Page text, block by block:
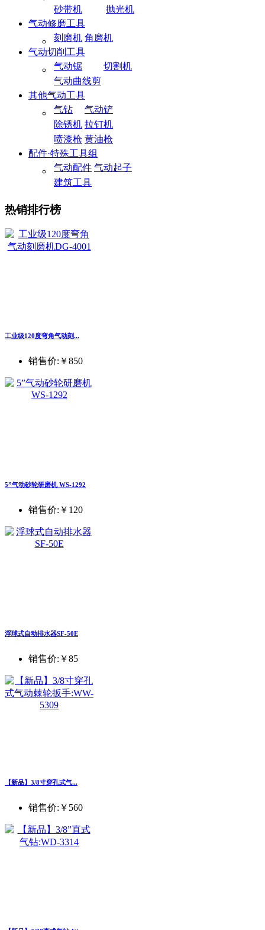
砂带机
抛光机
气动修磨工具
刻磨机 角磨机
气动切削工具
气动锯
切割机
气动曲线剪
其他气动工具
气钻
气动铲
除锈机 拉钉机
喷漆枪 黄油枪
配件·特殊工具组
气动配件 气动起子
建筑工具
热销排行榜
工业级120度弯角气动刻...
销售价: ￥850
5”气动砂轮研磨机 WS-1292
销售价: ￥120
浮球式自动排水器SF-50E
销售价: ￥85
【新品】3/8寸穿孔式气...
销售价: ￥560